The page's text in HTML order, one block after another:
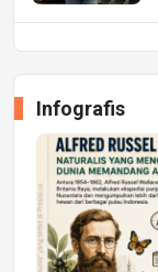
Infografis